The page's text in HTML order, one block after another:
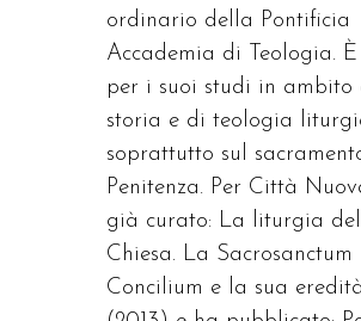
ordinario della Pontificia
Accademia di Teologia.
per i suoi studi in ambito
storia e di teologia
soprattutto sul
Penitenza. Per Città
già curato: La liturgia
Chiesa. La Sacrosanctum
Concilium e la sua eredità